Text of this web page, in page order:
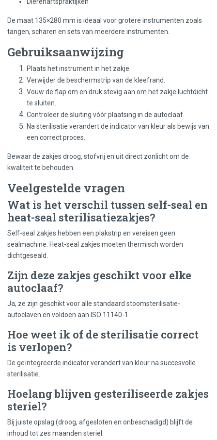
De maat 135×280 mm is ideaal voor grotere instrumenten zoals
tangen, scharen en sets van meerdere instrumenten.
Gebruiksaanwijzing
Plaats het instrument in het zakje.
Verwijder de beschermstrip van de kleefrand.
Vouw de flap om en druk stevig aan om het zakje luchtdicht
te sluiten.
Controleer de sluiting vóór plaatsing in de autoclaaf.
Na sterilisatie verandert de indicator van kleur als bewijs van
een correct proces.
Bewaar de zakjes droog, stofvrij en uit direct zonlicht om de
kwaliteit te behouden.
Veelgestelde vragen
Wat is het verschil tussen self-seal en
heat-seal sterilisatiezakjes?
Self-seal zakjes hebben een plakstrip en vereisen geen
sealmachine. Heat-seal zakjes moeten thermisch worden
dichtgeseald.
Zijn deze zakjes geschikt voor elke
autoclaaf?
Ja, ze zijn geschikt voor alle standaard stoomsterilisatie-
autoclaven en voldoen aan ISO 11140-1.
Hoe weet ik of de sterilisatie correct
is verlopen?
De geïntegreerde indicator verandert van kleur na succesvolle
sterilisatie.
Hoelang blijven gesteriliseerde zakjes
steriel?
Bij juiste opslag (droog, afgesloten en onbeschadigd) blijft de
inhoud tot zes maanden steriel.